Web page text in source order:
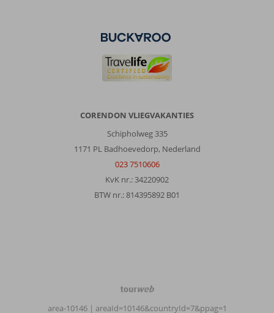
CORENDON VLIEGVAKANTIES
Schipholweg 335
1171 PL Badhoevedorp, Nederland
023 7510606
KvK nr.: 34220902
BTW nr.: 814395892 B01
TourWeb
©
area-10146 | areaId=10146&countryId=7&ppag=1